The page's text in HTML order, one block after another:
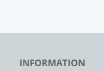
INFORMATION